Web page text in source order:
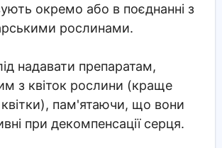
окремо або в поєднанні з
рослинами.
надавати препаратам,
з квіток рослини (краще
квітки), пам'ятаючи, що вони
при декомпенсації серця.